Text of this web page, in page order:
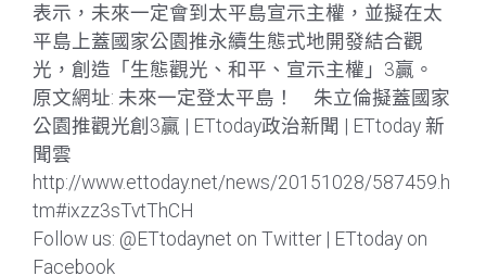
表示，未來一定會到太平島宣示主權，並擬在太
平島上蓋國家公園推永續生態式地開發結合觀
光，創造「生態觀光、和平、宣示主權」3贏。
原文網址: 未來一定登太平島！ 朱立倫擬蓋國家
公園推觀光創3贏 | ETtoday政治新聞 | ETtoday 新
聞雲
http://www.ettoday.net/news/20151028/587459.h
tm#ixzz3sTvtThCH
Follow us: @ETtodaynet on Twitter | ETtoday on
Facebook